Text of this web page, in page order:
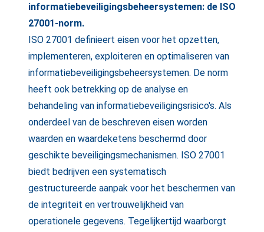
informatiebeveiligingsbeheersystemen: de ISO
27001-norm.
ISO 27001 definieert eisen voor het opzetten,
implementeren, exploiteren en optimaliseren van
informatiebeveiligingsbeheersystemen. De norm
heeft ook betrekking op de analyse en
behandeling van informatiebeveiligingsrisico's. Als
onderdeel van de beschreven eisen worden
waarden en waardeketens beschermd door
geschikte beveiligingsmechanismen. ISO 27001
biedt bedrijven een systematisch
gestructureerde aanpak voor het beschermen van
de integriteit en vertrouwelijkheid van
operationele gegevens. Tegelijkertijd waarborgt